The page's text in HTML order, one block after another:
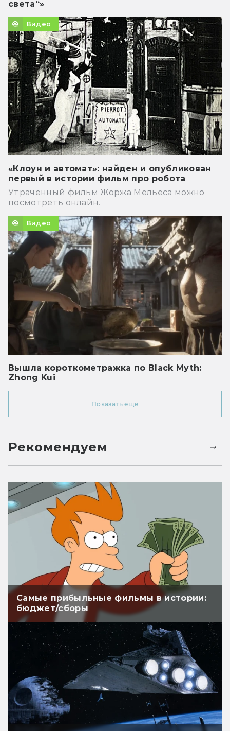
света“»
Видео
«Клоун и автомат»: найден и опубликован
первый в истории фильм про робота
Утраченный фильм Жоржа Мельеса можно
посмотреть онлайн.
Видео
Вышла короткометражка по Black Myth:
Zhong Kui
Показать ещё
Рекомендуем
Самые прибыльные фильмы в истории:
бюджет/сборы